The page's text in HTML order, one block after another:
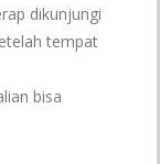
dikunjungi
tempat
bisa